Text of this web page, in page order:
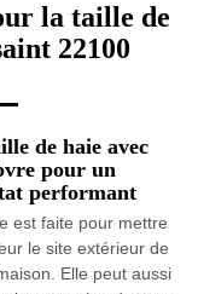
la taille de
22100
de haie avec
pour un
performant
est faite pour mettre
le site extérieur de
Elle peut aussi